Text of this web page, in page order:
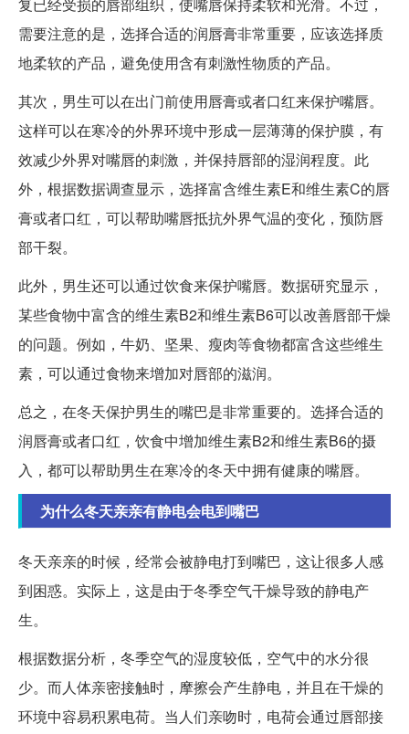
复已经受损的唇部组织，使嘴唇保持柔软和光滑。不过，
需要注意的是，选择合适的润唇膏非常重要，应该选择质
地柔软的产品，避免使用含有刺激性物质的产品。
其次，男生可以在出门前使用唇膏或者口红来保护嘴唇。
这样可以在寒冷的外界环境中形成一层薄薄的保护膜，有
效减少外界对嘴唇的刺激，并保持唇部的湿润程度。此
外，根据数据调查显示，选择富含维生素E和维生素C的唇
膏或者口红，可以帮助嘴唇抵抗外界气温的变化，预防唇
部干裂。
此外，男生还可以通过饮食来保护嘴唇。数据研究显示，
某些食物中富含的维生素B2和维生素B6可以改善唇部干燥
的问题。例如，牛奶、坚果、瘦肉等食物都富含这些维生
素，可以通过食物来增加对唇部的滋润。
总之，在冬天保护男生的嘴巴是非常重要的。选择合适的
润唇膏或者口红，饮食中增加维生素B2和维生素B6的摄
入，都可以帮助男生在寒冷的冬天中拥有健康的嘴唇。
为什么冬天亲亲有静电会电到嘴巴
冬天亲亲的时候，经常会被静电打到嘴巴，这让很多人感
到困惑。实际上，这是由于冬季空气干燥导致的静电产
生。
根据数据分析，冬季空气的湿度较低，空气中的水分很
少。而人体亲密接触时，摩擦会产生静电，并且在干燥的
环境中容易积累电荷。当人们亲吻时，电荷会通过唇部接